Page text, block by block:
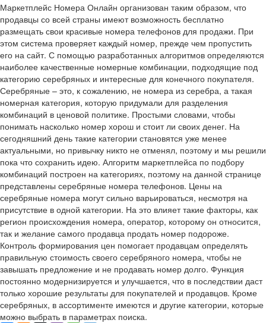
Маркетплейс Номера Онлайн организован таким образом, что
продавцы со всей страны имеют возможность бесплатно
размещать свои красивые номера телефонов для продажи. При
этом система проверяет каждый номер, прежде чем пропустить
его на сайт. С помощью разработанных алгоритмов определяются
наиболее качественные номерные комбинации, подходящие под
категорию серебряных и интересные для конечного покупателя.
Серебряные – это, к сожалению, не номера из серебра, а такая
номерная категория, которую придумали для разделения
комбинаций в ценовой политике. Простыми словами, чтобы
понимать насколько номер хорош и стоит ли своих денег. На
сегодняшний день такие категории становятся уже менее
актуальными, но привычку никто не отменял, поэтому и мы решили
пока что сохранить идею. Алгоритм маркетплейса по подбору
комбинаций построен на категориях, поэтому на данной странице
представлены серебряные номера телефонов. Цены на
серебряные номера могут сильно варьироваться, несмотря на
присутствие в одной категории. На это влияет такие факторы, как
регион происхождения номера, оператор, которому он относится,
так и желание самого продавца продать номер подороже.
Контроль формирования цен помогает продавцам определять
правильную стоимость своего серебряного номера, чтобы не
завышать предложение и не продавать номер долго. Функция
постоянно модернизируется и улучшается, что в последствии даст
только хорошие результаты для покупателей и продавцов. Кроме
серебряных, в ассортименте имеются и другие категории, которые
можно выбрать в параметрах поиска.